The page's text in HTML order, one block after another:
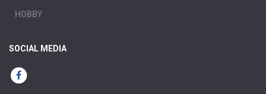
HOBBY
SOCIAL MEDIA